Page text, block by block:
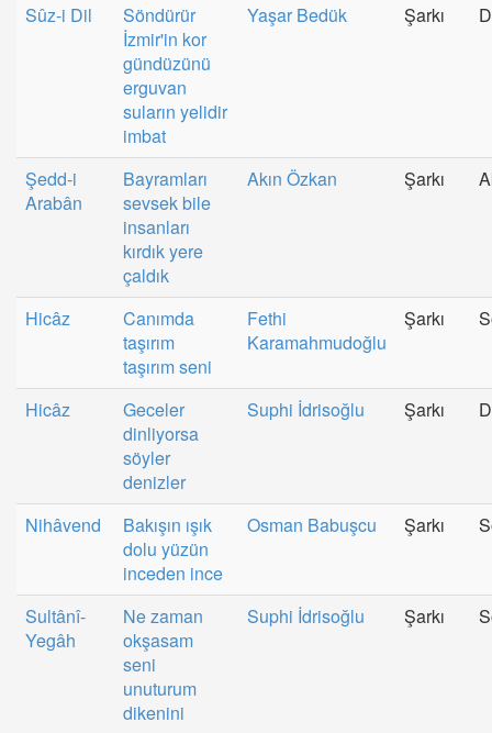
Sûz-i Dil
Söndürür
İzmir'in kor
gündüzünü
erguvan
suların yelidir
imbat
Yaşar Bedük Şarkı
Şedd-i
Arabân
Bayramları
sevsek bile
insanları
kırdık yere
çaldık
Akın Özkan Şarkı
Hicâz
Canımda
taşırım
taşırım seni
Fethi
Karamahmudoğlu
Şarkı
Hicâz
Geceler
dinliyorsa
söyler
denizler
Suphi İdrisoğlu Şarkı
Nihâvend
Bakışın ışık
dolu yüzün
inceden ince
Osman Babuşcu Şarkı
Sultânî-
Yegâh
Ne zaman
okşasam
seni
unuturum
dikenini
Suphi İdrisoğlu Şarkı